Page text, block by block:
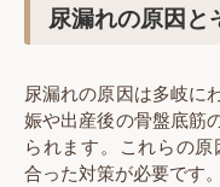
尿漏れの原因と
尿漏れの原因は多岐に
娠や出産後の骨盤底筋
られます。これらの
合った対策が必要です。